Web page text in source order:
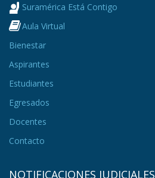
Suramérica Está Contigo
Aula Virtual
Bienestar
Aspirantes
Estudiantes
Egresados
Docentes
Contacto
NOTIFICACIONES JUDICIALES